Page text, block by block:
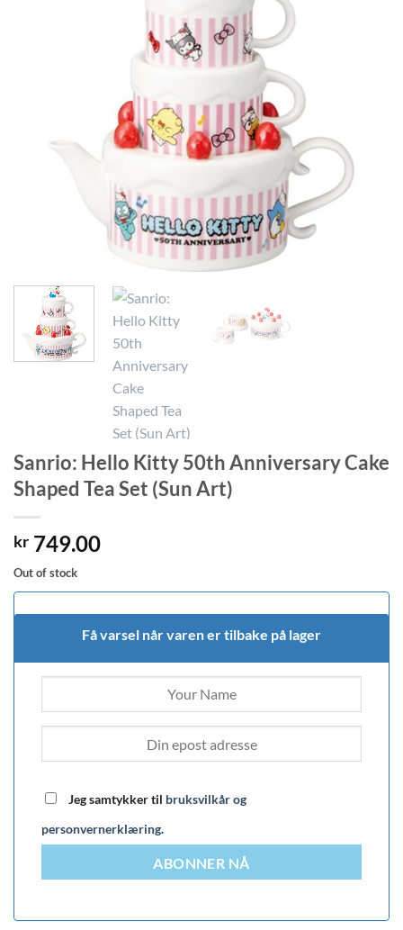
Sanrio: Hello Kitty 50th Anniversary Cake
Shaped Tea Set (Sun Art)
kr 749.00
Out of stock
Få varsel når varen er tilbake på lager
Jeg samtykker til bruksvilkår og
personvernerklæring.
ABONNER NÅ